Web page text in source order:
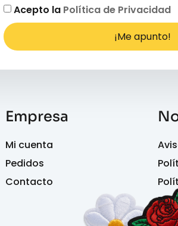
Acepto la Política de Privacidad
¡Me apunto!
Empresa
Mi cuenta
Pedidos
Contacto